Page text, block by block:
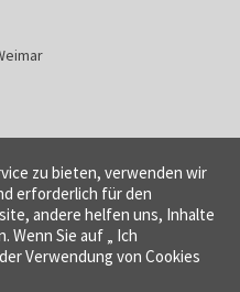
zu bieten, verwenden wir
erforderlich für den
andere helfen uns, Inhalte
Wenn Sie auf „ Ich
Verwendung von Cookies